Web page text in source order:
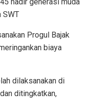
SWT
Progul Bajak
biaya
dilaksanakan di
ditingkatkan,